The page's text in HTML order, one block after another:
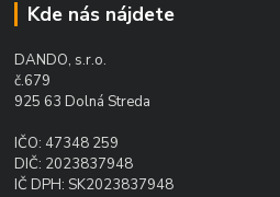
Kde nás nájdete
DANDO, s.r.o.
č.679
925 63 Dolná Streda
IČO: 47348 259
DIČ: 2023837948
IČ DPH: SK2023837948